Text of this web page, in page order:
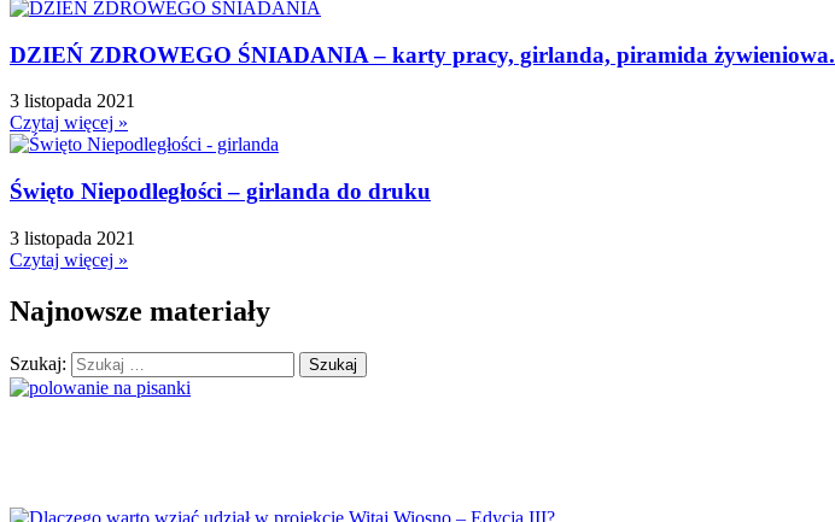
Dzień Chłopaka
Dzień Dziadka
Dzień Dziewczynek
Dzień Dyni
Dzień Edukacji Narodowej
Dzień Kobiet
Dzień Kolorowej Skarpetki
Dzień Kota
Dzień kropki
Dzień Mamy i Taty
Dzień Nauczyciela
DZIEŃ ZDROWEGO ŚNIADANIA – karty pracy, girlanda, piramida żywieniowa.
3 listopada 2021
Czytaj więcej »
Święto Niepodległości – girlanda do druku
3 listopada 2021
Czytaj więcej »
Najnowsze materiały
Szukaj: